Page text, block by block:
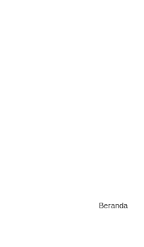
Beranda